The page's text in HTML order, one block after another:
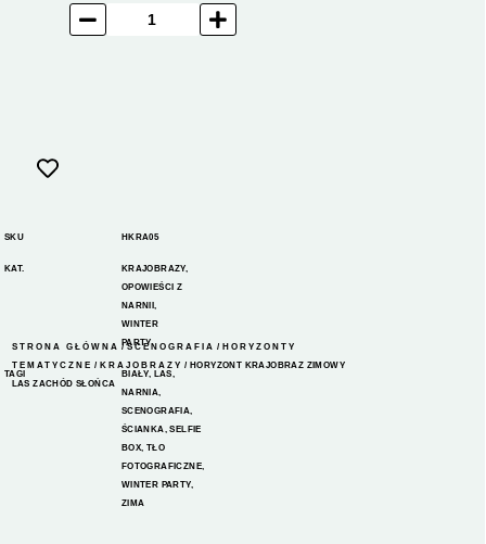
SKU HKRA05
KAT. KRAJOBRAZY,
OPOWIEŚCI Z
NARNII
WINTER
PARTY
TAGI BIAŁY, LAS
NARNIA
SCENOGRAFIA
ŚCIANKA
,SELFIE
BOX, TŁO
FOTOGRAFICZNE,
WINTER PARTY,
ZIMA
STRONA GŁÓWNA /SCENOGRAFIA / HORYZONTY
TEMATYCZNE / KRAJOBRAZY / HORYZONT KRAJOBRAZ ZIMOWY
LAS ZACHÓD SŁOŃCA